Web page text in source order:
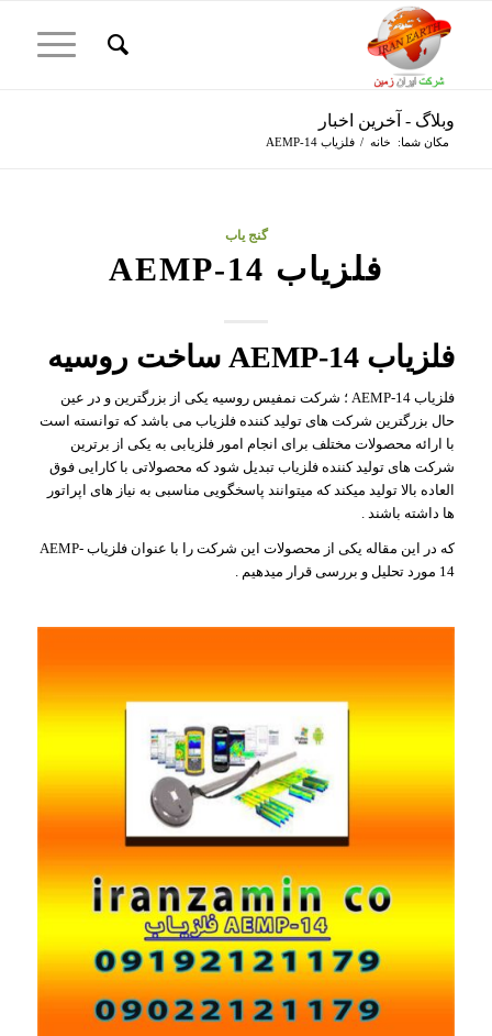
وبلاگ - آخرین اخبار
مکان شما: خانه / فلزیاب AEMP-14
گنج یاب
فلزیاب AEMP-14
فلزیاب AEMP-14 ساخت روسیه
فلزیاب AEMP-14 ؛ شرکت نمفیس روسیه یکی از بزرگترین و در عین
حال بزرگترین شرکت های تولید کننده فلزیاب می باشد که توانسته است
با ارائه محصولات مختلف برای انجام امور فلزیابی به یکی از برترین
شرکت های تولید کننده فلزیاب تبدیل شود که محصولاتی با کارایی فوق
العاده بالا تولید میکند که میتوانند پاسخگویی مناسبی به نیاز های اپراتور
ها داشته باشند .
که در این مقاله یکی از محصولات این شرکت را با عنوان فلزیاب AEMP-
14 مورد تحلیل و بررسی قرار میدهیم .